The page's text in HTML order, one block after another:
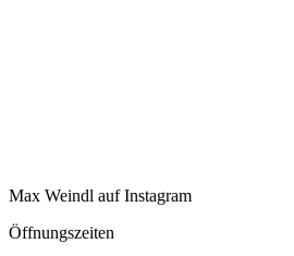
Max Weindl auf Instagram
Öffnungszeiten